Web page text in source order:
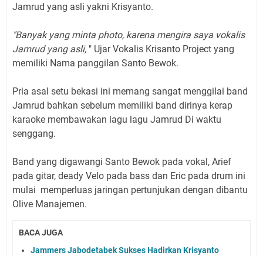
Jamrud yang asli yakni Krisyanto.
"Banyak yang minta photo, karena mengira saya vokalis
Jamrud yang asli, " Ujar Vokalis Krisanto Project yang
memiliki Nama panggilan Santo Bewok.
Pria asal setu bekasi ini memang sangat menggilai band
Jamrud bahkan sebelum memiliki band dirinya kerap
karaoke membawakan lagu lagu Jamrud Di waktu
senggang.
Band yang digawangi Santo Bewok pada vokal, Arief
pada gitar, deady Velo pada bass dan Eric pada drum ini
mulai memperluas jaringan pertunjukan dengan dibantu
Olive Manajemen.
BACA JUGA
Jammers Jabodetabek Sukses Hadirkan Krisyanto